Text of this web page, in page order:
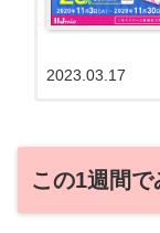
2023.03.17
この1週間